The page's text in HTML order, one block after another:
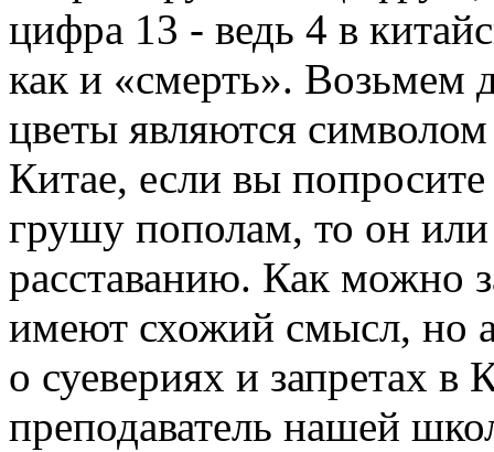
цифра 13 - ведь 4 в
как и «смерть». Возьмем
цветы являются символом
Китае, если вы
грушу пополам, то он
расставанию. Как можно
имеют схожий смысл, но
о суевериях и запретах в
преподаватель нашей